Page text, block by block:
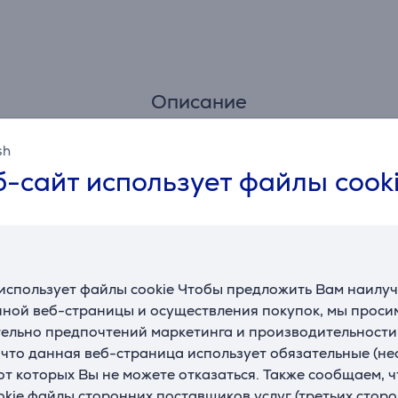
сайт использует файлы
файлы cookie Чтобы предложить Вам
веб-страницы и осуществления покупок, мы
предпочтений маркетинга и
данная веб-страница использует обязательные
которых Вы не можете отказаться. Также сообщаем,
Описание
и выдает точные данные, включая расстояние,
о слишком высокой частоте пульса в состоянии покоя.
тренеров и бесплатные планы, которые
интенсивности, учитывающие историю Ваших